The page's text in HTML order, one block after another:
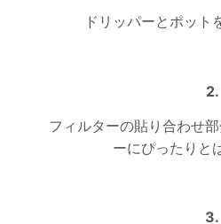
ドリッパーとポット
2.
フィルターの貼り合わせ
ーにぴったりと
3.